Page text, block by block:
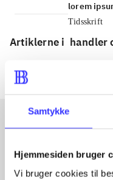
Samtykke
Hjemmesiden bruger
Vi bruger cookies til
lorem
Tidsskrift
Artiklerne i handler
Artikler med